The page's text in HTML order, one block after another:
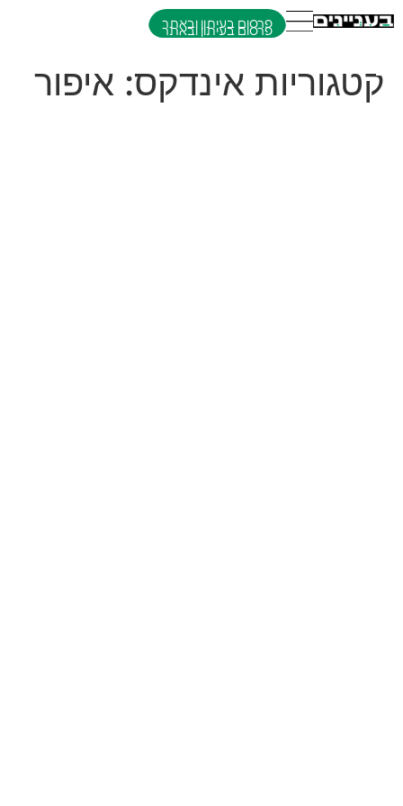
פרסום בעיתון ובאתר
קטגוריות אינדקס: איפור